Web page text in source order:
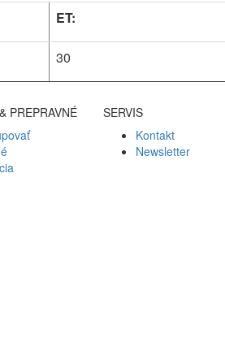
ET:
30
PREPRAVNÉ
SERVIS
Kontakt
Newsletter